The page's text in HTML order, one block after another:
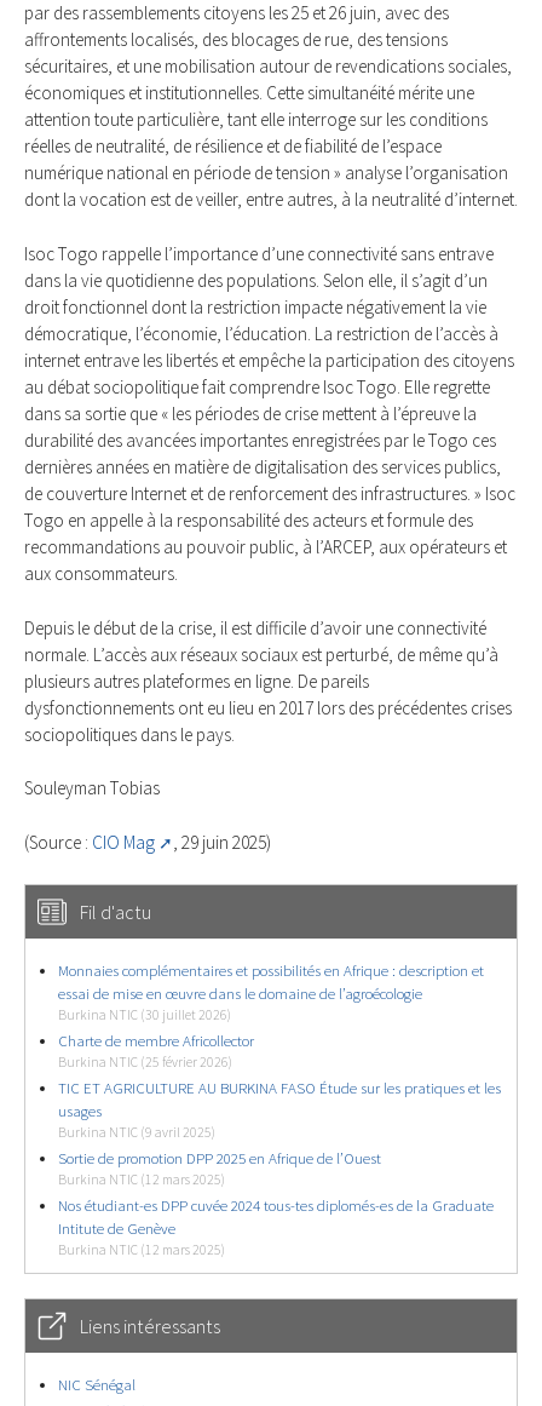
par des rassemblements citoyens les 25 et 26 juin, avec des
affrontements localisés, des blocages de rue, des tensions
sécuritaires, et une mobilisation autour de revendications sociales,
économiques et institutionnelles. Cette simultanéité mérite une
attention toute particulière, tant elle interroge sur les conditions
réelles de neutralité, de résilience et de fiabilité de l’espace
numérique national en période de tension » analyse l’organisation
dont la vocation est de veiller, entre autres, à la neutralité d’internet.
Isoc Togo rappelle l’importance d’une connectivité sans entrave
dans la vie quotidienne des populations. Selon elle, il s’agit d’un
droit fonctionnel dont la restriction impacte négativement la vie
démocratique, l’économie, l’éducation. La restriction de l’accès à
internet entrave les libertés et empêche la participation des citoyens
au débat sociopolitique fait comprendre Isoc Togo. Elle regrette
dans sa sortie que « les périodes de crise mettent à l’épreuve la
durabilité des avancées importantes enregistrées par le Togo ces
dernières années en matière de digitalisation des services publics,
de couverture Internet et de renforcement des infrastructures. » Isoc
Togo en appelle à la responsabilité des acteurs et formule des
recommandations au pouvoir public, à l’ARCEP, aux opérateurs et
aux consommateurs.
Depuis le début de la crise, il est difficile d’avoir une connectivité
normale. L’accès aux réseaux sociaux est perturbé, de même qu’à
plusieurs autres plateformes en ligne. De pareils
dysfonctionnements ont eu lieu en 2017 lors des précédentes crises
sociopolitiques dans le pays.
Souleyman Tobias
(Source : CIO Mag , 29 juin 2025)
Fil d'actu
Monnaies complémentaires et possibilités en Afrique : description et
essai de mise en œuvre dans le domaine de l’agroécologie
Burkina NTIC (30 juillet 2026)
Charte de membre Africollector
Burkina NTIC (25 février 2026)
TIC ET AGRICULTURE AU BURKINA FASO Étude sur les pratiques et les
usages
Burkina NTIC (9 avril 2025)
Sortie de promotion DPP 2025 en Afrique de l’Ouest
Burkina NTIC (12 mars 2025)
Nos étudiant-es DPP cuvée 2024 tous-tes diplomés-es de la Graduate
Intitute de Genève
Burkina NTIC (12 mars 2025)
Liens intéressants
NIC Sénégal